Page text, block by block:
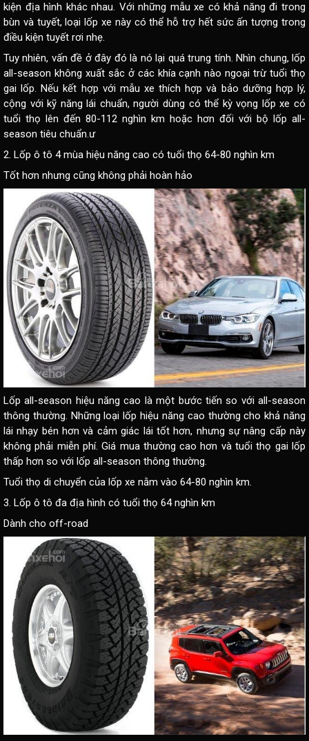
kiện địa hình khác nhau. Với những mẫu xe có khả năng đi trong
bùn và tuyết, loại lốp xe này có thể hỗ trợ hết sức ấn tượng trong
điều kiện tuyết rơi nhẹ.
Tuy nhiên, vấn đề ở đây đó là nó lại quá trung tính. Nhìn chung, lốp
all-season không xuất sắc ở các khía cạnh nào ngoại trừ tuổi thọ
gai lốp. Nếu kết hợp với mẫu xe thích hợp và bảo dưỡng hợp lý,
cộng với kỹ năng lái chuẩn, người dùng có thể kỳ vọng lốp xe có
tuổi thọ lên đến 80-112 nghìn km hoặc hơn đối với bộ lốp all-
season tiêu chuẩn.ư
2. Lốp ô tô 4 mùa hiệu năng cao có tuổi thọ 64-80 nghìn km
Tốt hơn nhưng cũng không phải hoàn hảo
Lốp all-season hiệu năng cao là một bước tiến so với all-season
thông thường. Những loại lốp hiệu năng cao thường cho khả năng
lái nhạy bén hơn và cảm giác lái tốt hơn, nhưng sự nâng cấp này
không phải miễn phí. Giá mua thường cao hơn và tuổi thọ gai lốp
thấp hơn so với lốp all-season thông thường.
Tuổi thọ di chuyển của lốp xe nằm vào 64-80 nghìn km.
3. Lốp ô tô đa địa hình có tuổi thọ 64 nghìn km
Dành cho off-road